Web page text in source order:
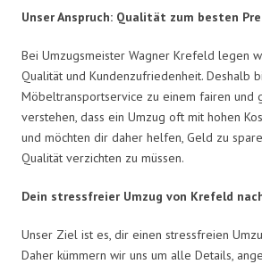
Unser Anspruch: Qualität zum besten
Bei Umzugsmeister Wagner Krefeld legen
Qualität und Kundenzufriedenheit. Deshalb
Möbeltransportservice zu einem fairen und
verstehen, dass ein Umzug oft mit hohen
und möchten dir daher helfen, Geld zu
Qualität verzichten zu müssen.
Dein stressfreier Umzug von Krefeld
Unser Ziel ist es, dir einen stressfreien
Daher kümmern wir uns um alle Details,